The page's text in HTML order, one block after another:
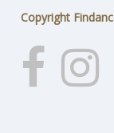
Copyright